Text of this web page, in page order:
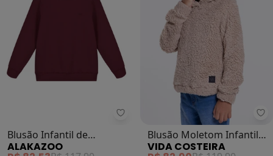
Alakazoo - Blusão Infantil de
Blusão Infantil de
Moletom Menino
ALAKAZOO
Blusão Moletom Infantil
Pelinho (Bege)
VIDA COSTEIRA